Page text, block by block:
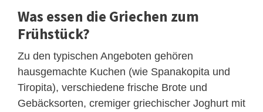
Was essen die Griechen zum
Frühstück?
Zu den typischen Angeboten gehören
hausgemachte Kuchen (wie Spanakopita und
Tiropita), verschiedene frische Brote und
Gebäcksorten, cremiger griechischer Joghurt mit